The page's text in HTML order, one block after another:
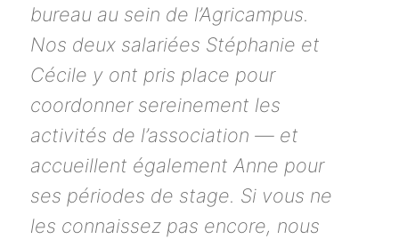
bureau au sein de l’Agricampus.
Nos deux salariées Stéphanie et
Cécile y ont pris place pour
coordonner sereinement les
activités de l’association — et
accueillent également Anne pour
ses périodes de stage. Si vous ne
les connaissez pas encore, nous